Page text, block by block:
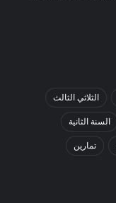
الثلاثي الثالث
السنة الثانية
تمارين